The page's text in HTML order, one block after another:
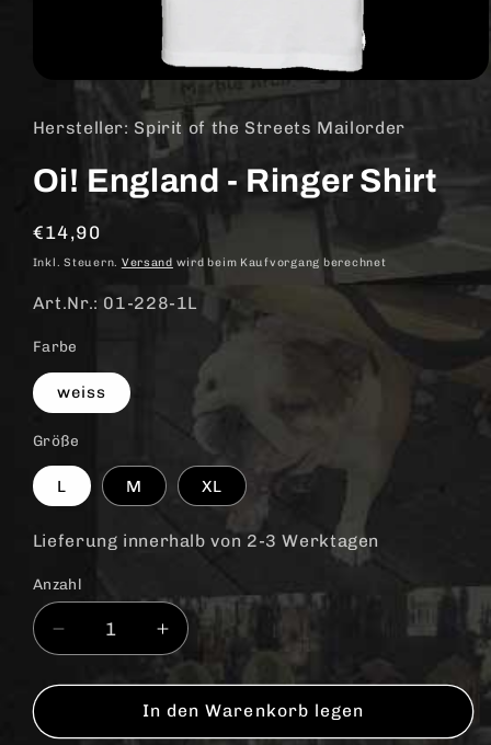
Medien
in
Modal
Hersteller: Spirit of the Streets Mailorder
Oi! England - Ringer Shirt
Normaler
Preis
€14,90
Inkl. Steuern. Versand wird beim Kaufvorgang berechnet
Art.Nr.: 01-228-1L
Farbe
weiss
Größe
L M XL
Lieferung innerhalb von 2-3 Werktagen
Anzahl
Anzahl
Verringere
die
Menge
Oi!
Erhöhe
die
Menge
für
Oi!
In den Warenkorb legen